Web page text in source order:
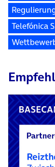
Telefónica